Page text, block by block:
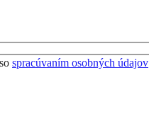
spracúvaním osobných údajov